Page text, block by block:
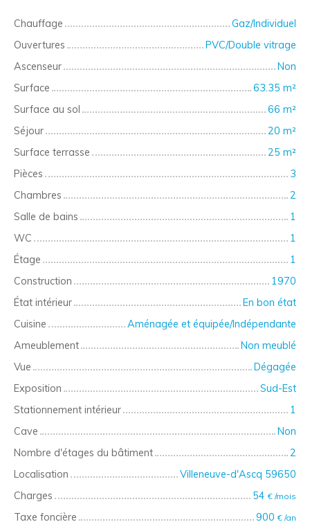
Chauffage
Gaz/Individuel
Ouvertures
PVC/Double vitrage
Ascenseur
Non
Surface
63.35 m²
Surface au sol
66 m²
Séjour
20 m²
Surface terrasse
25 m²
Pièces
3
Chambres
2
Salle de bains
1
WC
1
Étage
1
Construction
1970
État intérieur
En bon état
Cuisine
Aménagée et équipée/Indépendante
Ameublement
Non meublé
Vue
Dégagée
Exposition
Sud-Est
Stationnement intérieur
1
Cave
Non
Nombre d'étages du bâtiment
2
Localisation
Villeneuve-d'Ascq 59650
Charges
54€ /mois
Taxe foncière 900€ /an